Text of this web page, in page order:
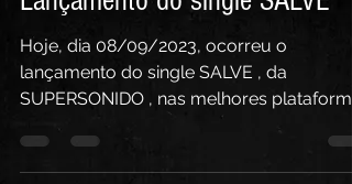
8 de set. de 2023
2 min de leitura
Lançamento do single SALVE
Hoje, dia 08/09/2023, ocorreu o
lançamento do single SALVE , da